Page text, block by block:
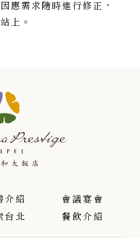
應需求隨時進行修正，
上。
介紹
會議宴會
台北 餐飲介紹